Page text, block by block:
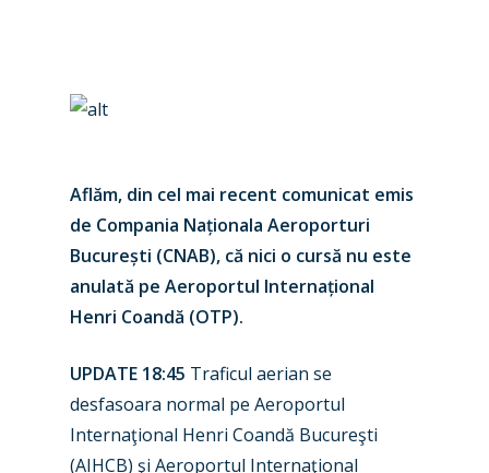
Aflăm, din cel mai recent comunicat emis
de Compania Naționala Aeroporturi
București (CNAB), că nici o cursă nu este
anulată pe Aeroportul Internațional
Henri Coandă (OTP).
UPDATE 18:45 Traficul aerian se
desfasoara normal pe Aeroportul
Internaţional Henri Coandă Bucureşti
(AIHCB) şi Aeroportul Internaţional